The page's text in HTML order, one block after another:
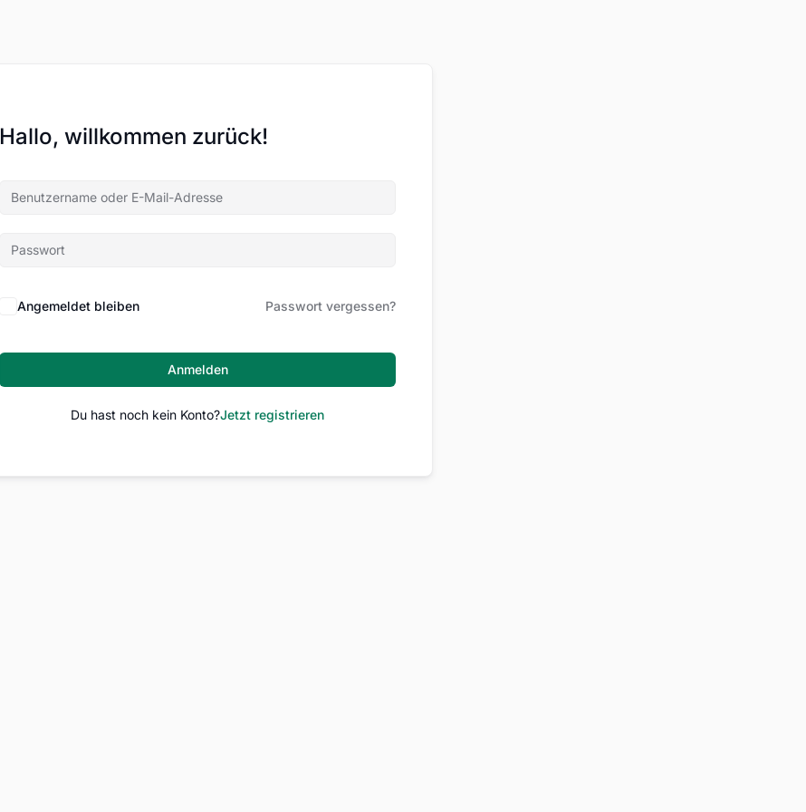
Hallo, willkommen zurück!
Angemeldet bleiben Passwort vergessen?
Anmelden
Du hast noch kein Konto?Jetzt registrieren